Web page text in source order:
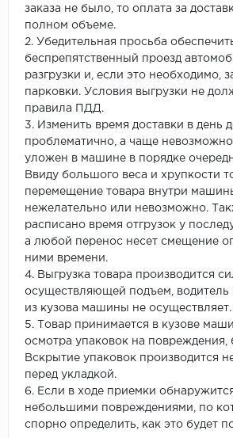
заказа не было, то оплата за
полном объеме.
2. Убедительная просьба
беспрепятственный проезд
разгрузки и, если это необходимо,
парковки. Условия выгрузки не
правила ПДД.
3. Изменить время доставки в день
проблематично, а чаще
уложен в машине в порядке
Ввиду большого веса и хрупкости
перемещение товара внутри
нежелательно или невозможно.
расписано время отгрузок у
а любой перенос несет смещение
ними времени.
4. Выгрузка товара производится
осуществляющей подъем, водитель
из кузова машины не осуществляет.
5. Товар принимается в кузове
осмотра упаковок на повреждения,
Вскрытие упаковок производится
перед укладкой.
6. Если в ходе приемки
небольшими повреждениями, по
спорно определить, как это будет